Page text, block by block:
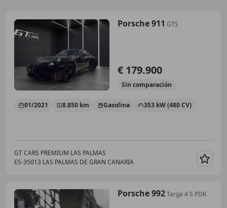
Porsche 911 GTS
€ 179.900
Sin comparación
01/2021 8.850 km Gasolina 353 kW (480 CV)
GT CARS PREMIUM LAS PALMAS
ES-35013 LAS PALMAS DE GRAN CANARIA
Porsche 992Targa 4 S PDK